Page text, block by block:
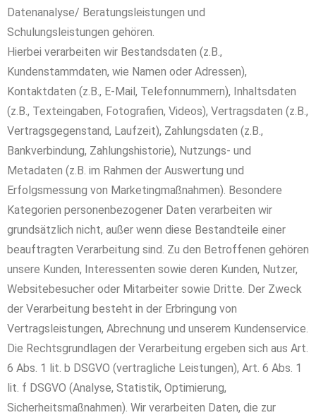
Datenanalyse/ Beratungsleistungen und
Schulungsleistungen gehören.
Hierbei verarbeiten wir Bestandsdaten (z.B.,
Kundenstammdaten, wie Namen oder Adressen),
Kontaktdaten (z.B., E-Mail, Telefonnummern), Inhaltsdaten
(z.B., Texteingaben, Fotografien, Videos), Vertragsdaten (z.B.,
Vertragsgegenstand, Laufzeit), Zahlungsdaten (z.B.,
Bankverbindung, Zahlungshistorie), Nutzungs- und
Metadaten (z.B. im Rahmen der Auswertung und
Erfolgsmessung von Marketingmaßnahmen). Besondere
Kategorien personenbezogener Daten verarbeiten wir
grundsätzlich nicht, außer wenn diese Bestandteile einer
beauftragten Verarbeitung sind. Zu den Betroffenen gehören
unsere Kunden, Interessenten sowie deren Kunden, Nutzer,
Websitebesucher oder Mitarbeiter sowie Dritte. Der Zweck
der Verarbeitung besteht in der Erbringung von
Vertragsleistungen, Abrechnung und unserem Kundenservice.
Die Rechtsgrundlagen der Verarbeitung ergeben sich aus Art.
6 Abs. 1 lit. b DSGVO (vertragliche Leistungen), Art. 6 Abs. 1
lit. f DSGVO (Analyse, Statistik, Optimierung,
Sicherheitsmaßnahmen). Wir verarbeiten Daten, die zur